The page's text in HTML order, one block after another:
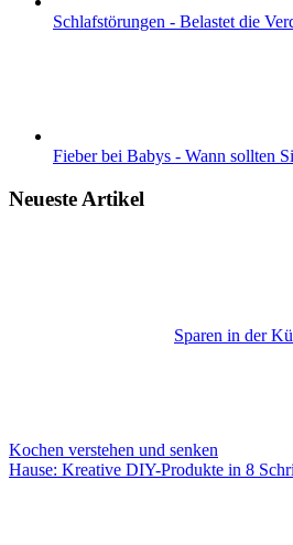
Schlafstörungen - Belastet die
Fieber bei Babys - Wann sollten
Neueste Artikel
Sparen in der
Kochen verstehen und senken
Hause: Kreative DIY-Produkte in 8